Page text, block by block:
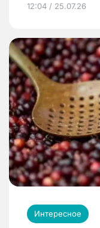
12:04 / 25.07.26
Интересное